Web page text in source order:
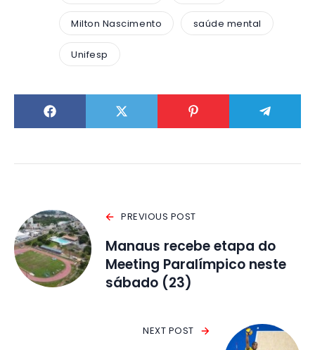
Milton Nascimento saúde mental
Unifesp
PREVIOUS POST
Manaus recebe etapa do
Meeting Paralímpico neste
sábado (23)
NEXT POST